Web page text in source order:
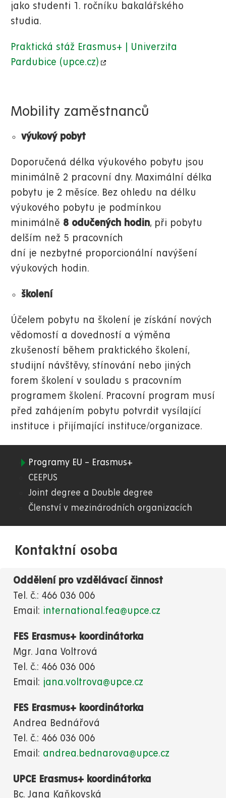
jako studenti 1. ročníku bakalářského
studia.
Praktická stáž Erasmus+ | Univerzita
Pardubice (upce.cz)
Mobility zaměstnanců
výukový pobyt
Doporučená délka výukového pobytu jsou
minimálně 2 pracovní dny. Maximální délka
pobytu je 2 měsíce. Bez ohledu na délku
výukového pobytu je podmínkou
minimálně 8 odučených hodin, při pobytu
delším než 5 pracovních
dní je nezbytné proporcionální navýšení
výukových hodin.
školení
Účelem pobytu na školení je získání nových
vědomostí a dovedností a výměna
zkušeností během praktického školení,
studijní návštěvy, stínování nebo jiných
forem školení v souladu s pracovním
programem školení. Pracovní program musí
před zahájením pobytu potvrdit vysílající
instituce i přijímající instituce/organizace.
03.
FES
Programy EU – Erasmus+
CEEPUS
Joint degree a Double degree
Členství v mezinárodních organizacích
Kontaktní osoba
Oddělení pro vzdělávací činnost
Tel. č.: 466 036 006
Email: international.fea@upce.cz
FES Erasmus+ koordinátorka
Mgr. Jana Voltrová
Tel. č.:466 036 006
Email: jana.voltrova@upce.cz
FES Erasmus+ koordinátorka
Andrea Bednářová
Tel. č.:466 036 006
Email: andrea.bednarova@upce.cz
UPCE Erasmus+ koordinátorka
Bc. Jana Kaňkovská